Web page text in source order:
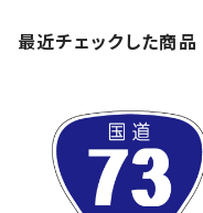
最近チェックした商品